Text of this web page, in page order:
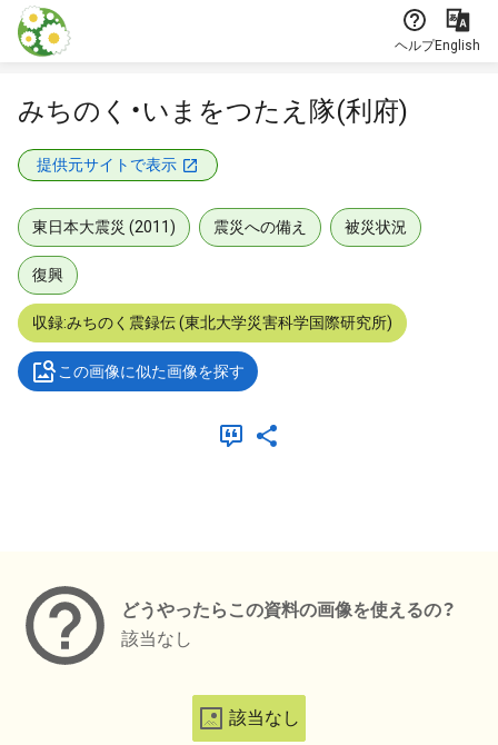
本文に飛ぶ
ヘルプEnglish
みちのく・いまをつたえ隊(利府)
提供元サイトで表示
東日本大震災 (2011) 震災への備え 被災状況
復興
収録:みちのく震録伝 (東北大学災害科学国際研究所)
この画像に似た画像を探す
どうやったらこの資料の画像を使えるの？
該当なし
該当なし